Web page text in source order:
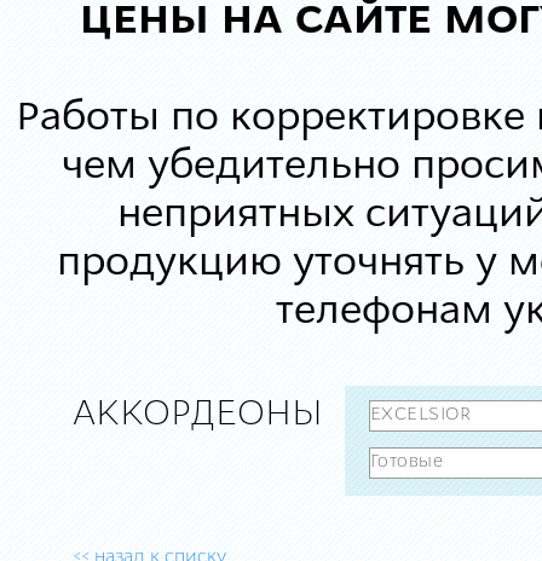
ЦЕНЫ НА САЙТЕ
Работы по корректировке
чем убедительно
неприятных
продукцию уточнять у
телефонам
АККОРДЕОНЫ